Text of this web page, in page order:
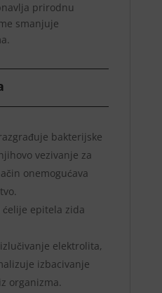
prirodnu
smanjuje
bakterijske
vezivanje za
onemogućava
epitela zida
elektrolita,
izbacivanje
organizma.